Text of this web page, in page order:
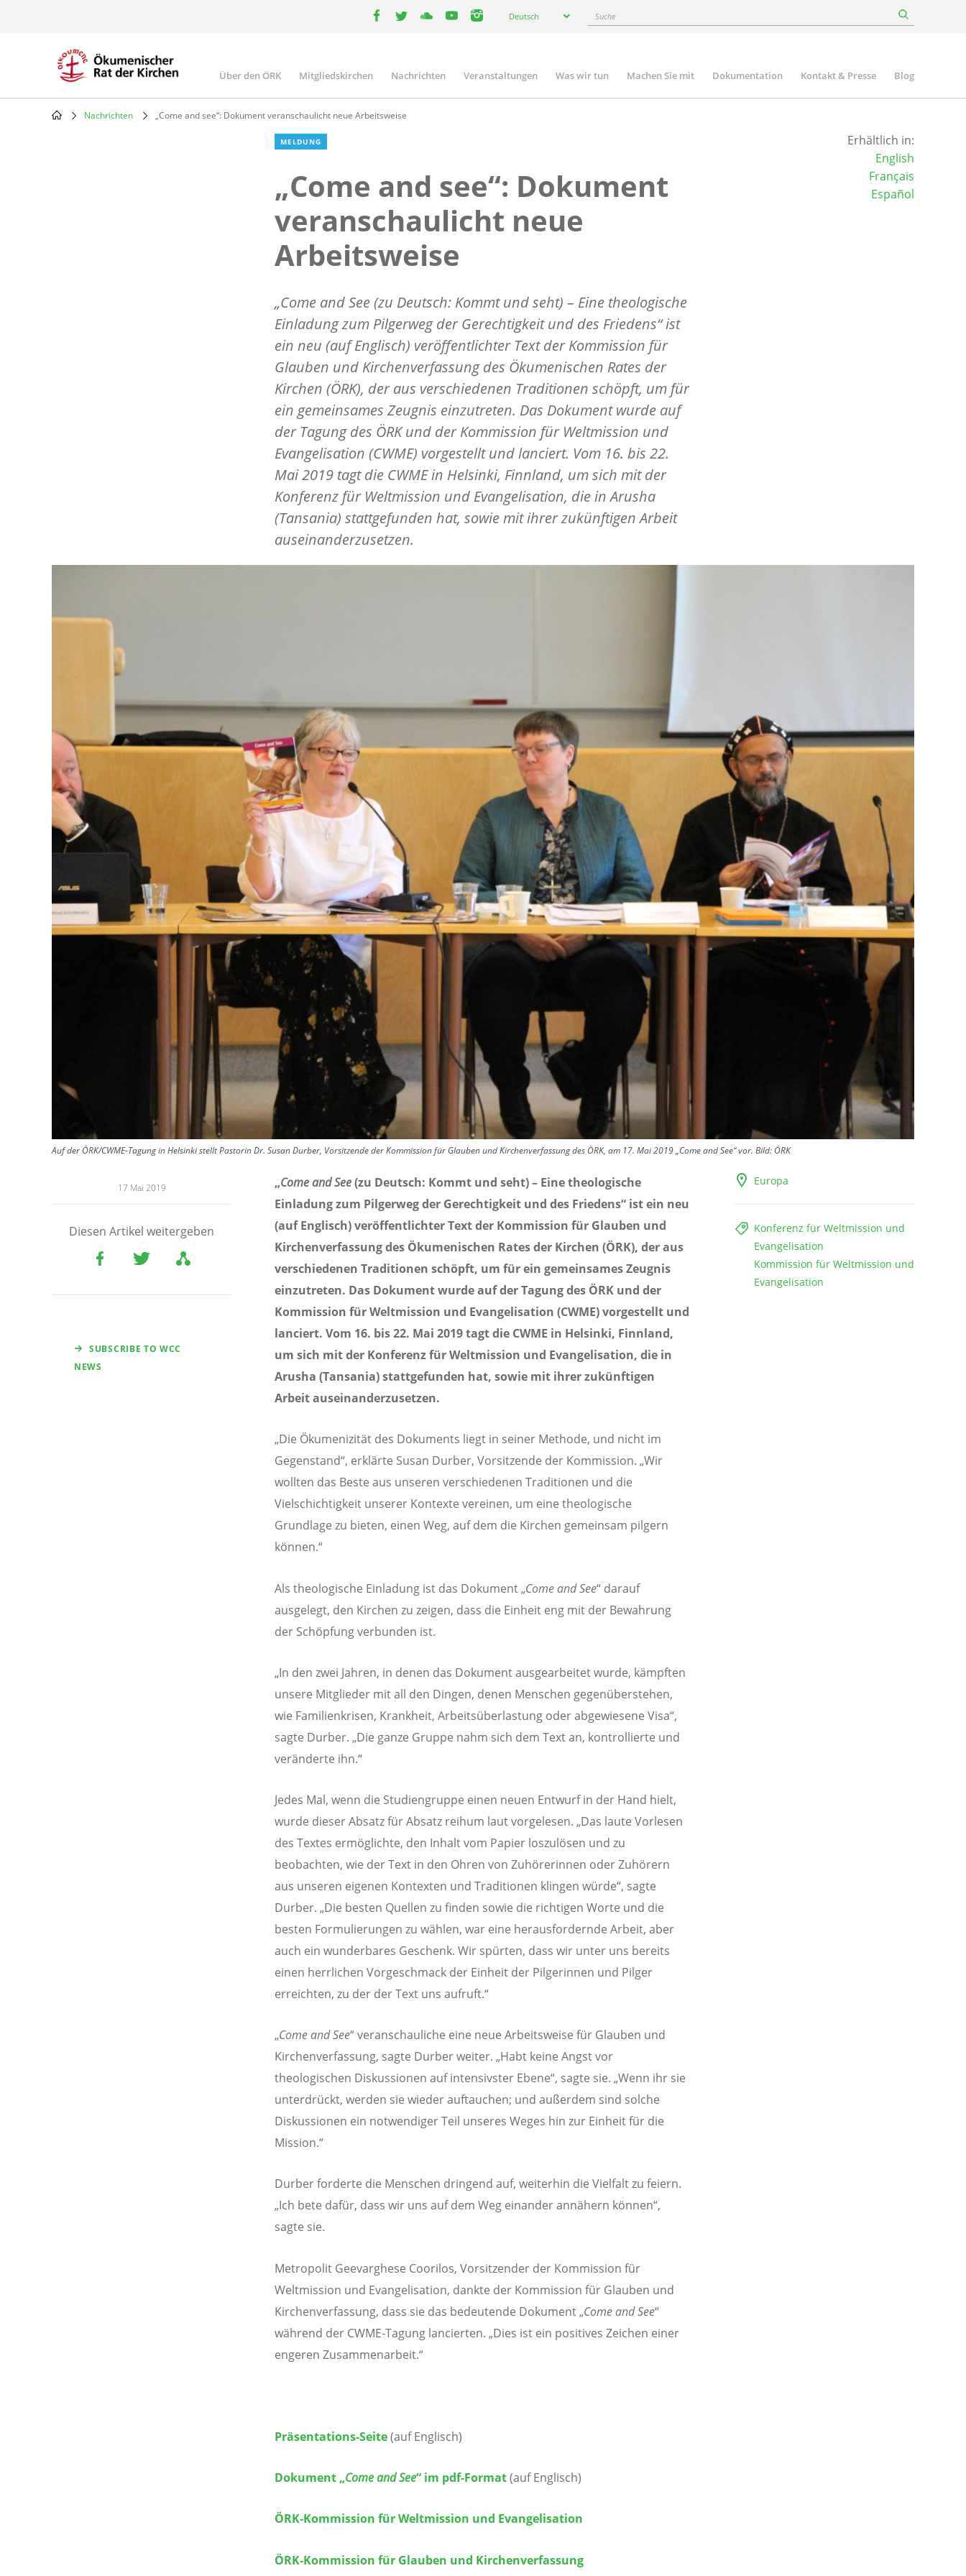
Deutsch Suche
Main
navigation
Über den ÖRK Mitgliedskirchen Nachrichten Veranstaltungen Was wir tun Machen Sie mit Dokumentation Kontakt & Presse Blog
Nachrichten „Come and see“: Dokument veranschaulicht neue Arbeitsweise
MELDUNG
„Come and see“: Dokument
veranschaulicht neue
Arbeitsweise
„Come and See (zu Deutsch: Kommt und seht) – Eine theologische
Einladung zum Pilgerweg der Gerechtigkeit und des Friedens“ ist
ein neu (auf Englisch) veröffentlichter Text der Kommission für
Glauben und Kirchenverfassung des Ökumenischen Rates der
Kirchen (ÖRK), der aus verschiedenen Traditionen schöpft, um für
ein gemeinsames Zeugnis einzutreten. Das Dokument wurde auf
der Tagung des ÖRK und der Kommission für Weltmission und
Evangelisation (CWME) vorgestellt und lanciert. Vom 16. bis 22.
Mai 2019 tagt die CWME in Helsinki, Finnland, um sich mit der
Konferenz für Weltmission und Evangelisation, die in Arusha
(Tansania) stattgefunden hat, sowie mit ihrer zukünftigen Arbeit
auseinanderzusetzen.
Erhältlich in:
English
Français
Español
Auf der ÖRK/CWME-Tagung in Helsinki stellt Pastorin Dr. Susan Durber, Vorsitzende der Kommission für Glauben und Kirchenverfassung des ÖRK, am 17. Mai 2019 „Come and See“ vor. Bild: ÖRK
17 Mai 2019
Diesen Artikel weitergeben
SUBSCRIBE TO WCC
NEWS
Europa
Konferenz für Weltmission und
Evangelisation
Kommission für Weltmission und
Evangelisation
„Come and See(zu Deutsch: Kommt und seht) – Eine theologische
Einladung zum Pilgerweg der Gerechtigkeit und des Friedens“ ist ein neu
(auf Englisch) veröffentlichter Text der Kommission für Glauben und
Kirchenverfassung des Ökumenischen Rates der Kirchen (ÖRK), der aus
verschiedenen Traditionen schöpft, um für ein gemeinsames Zeugnis
einzutreten. Das Dokument wurde auf der Tagung des ÖRK und der
Kommission für Weltmission und Evangelisation (CWME) vorgestellt und
lanciert. Vom 16. bis 22. Mai 2019 tagt die CWME in Helsinki, Finnland,
um sich mit der Konferenz für Weltmission und Evangelisation, die in
Arusha (Tansania) stattgefunden hat, sowie mit ihrer zukünftigen
Arbeit auseinanderzusetzen.
„Die Ökumenizität des Dokuments liegt in seiner Methode, und nicht im
Gegenstand“, erklärte Susan Durber, Vorsitzende der Kommission. „Wir
wollten das Beste aus unseren verschiedenen Traditionen und die
Vielschichtigkeit unserer Kontexte vereinen, um eine theologische
Grundlage zu bieten, einen Weg, auf dem die Kirchen gemeinsam pilgern
können.“
Als theologische Einladung ist das Dokument „Come and See“ darauf
ausgelegt, den Kirchen zu zeigen, dass die Einheit eng mit der Bewahrung
der Schöpfung verbunden ist.
„In den zwei Jahren, in denen das Dokument ausgearbeitet wurde, kämpften
unsere Mitglieder mit all den Dingen, denen Menschen gegenüberstehen,
wie Familienkrisen, Krankheit, Arbeitsüberlastung oder abgewiesene Visa“,
sagte Durber. „Die ganze Gruppe nahm sich dem Text an, kontrollierte und
veränderte ihn.“
Jedes Mal, wenn die Studiengruppe einen neuen Entwurf in der Hand hielt,
wurde dieser Absatz für Absatz reihum laut vorgelesen. „Das laute Vorlesen
des Textes ermöglichte, den Inhalt vom Papier loszulösen und zu
beobachten, wie der Text in den Ohren von Zuhörerinnen oder Zuhörern
aus unseren eigenen Kontexten und Traditionen klingen würde“, sagte
Durber. „Die besten Quellen zu finden sowie die richtigen Worte und die
besten Formulierungen zu wählen, war eine herausfordernde Arbeit, aber
auch ein wunderbares Geschenk. Wir spürten, dass wir unter uns bereits
einen herrlichen Vorgeschmack der Einheit der Pilgerinnen und Pilger
erreichten, zu der der Text uns aufruft.“
„Come and See“ veranschauliche eine neue Arbeitsweise für Glauben und
Kirchenverfassung, sagte Durber weiter. „Habt keine Angst vor
theologischen Diskussionen auf intensivster Ebene“, sagte sie. „Wenn ihr sie
unterdrückt, werden sie wieder auftauchen; und außerdem sind solche
Diskussionen ein notwendiger Teil unseres Weges hin zur Einheit für die
Mission.“
Durber forderte die Menschen dringend auf, weiterhin die Vielfalt zu feiern.
„Ich bete dafür, dass wir uns auf dem Weg einander annähern können“,
sagte sie.
Metropolit Geevarghese Coorilos, Vorsitzender der Kommission für
Weltmission und Evangelisation, dankte der Kommission für Glauben und
Kirchenverfassung, dass sie das bedeutende Dokument „Come and See“
während der CWME-Tagung lancierten. „Dies ist ein positives Zeichen einer
engeren Zusammenarbeit.“
Präsentations-Seite(auf Englisch)
Dokument „Come and See“ im pdf-Format(auf Englisch)
ÖRK-Kommission für Weltmission und Evangelisation
ÖRK-Kommission für Glauben und Kirchenverfassung